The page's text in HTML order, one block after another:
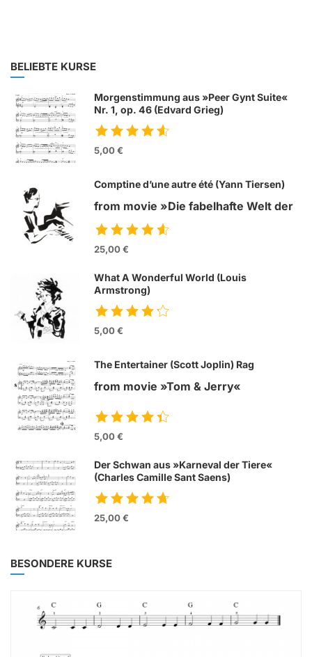
BELIEBTE KURSE
Morgenstimmung aus »Peer Gynt Suite«
Nr. 1, op. 46 (Edvard Grieg)
5,00 €
Comptine d’une autre été (Yann Tiersen)
from movie »Die fabelhafte Welt der
Amelie«
25,00 €
What A Wonderful World (Louis
Armstrong)
5,00 €
The Entertainer (Scott Joplin) Rag
from movie »Tom & Jerry«
5,00 €
Der Schwan aus »Karneval der Tiere«
(Charles Camille Sant Saens)
25,00 €
BESONDERE KURSE